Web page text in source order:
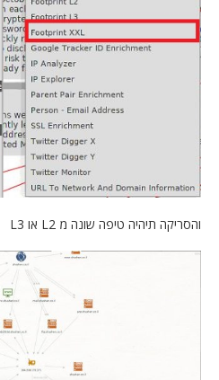
והסריקה תיהיה טיפה שונה מ L2 או L3